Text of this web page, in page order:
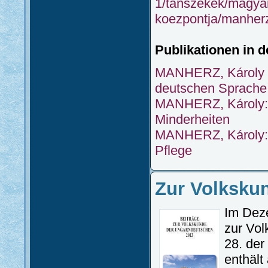
1/tanszekek/
koezpontja/
Publikationen in
MANHERZ,
deutschen
MANHERZ,
Minderheiten
MANHERZ,
Pflege
Zur
Im
zur
28.
enthält